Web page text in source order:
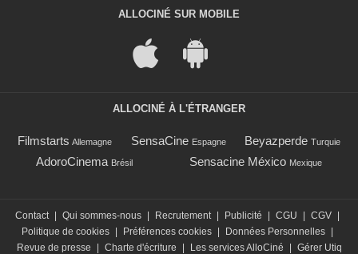
ALLOCINÉ SUR MOBILE
ALLOCINÉ À L'ÉTRANGER
Filmstarts Allemagne SensaCine Espagne Beyazperde Turquie
AdoroCinema Brésil Sensacine México Mexique
Contact Qui sommes-nous Recrutement Publicité CGU CGV
Politique de cookies
Préférences cookies Données Personnelles
Revue de presse
Charte d'écriture Les services AlloCiné Gérer Utiq